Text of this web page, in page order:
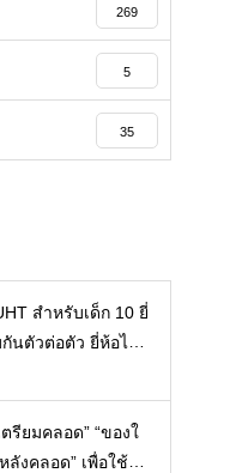
269
5
35
สำหรับเด็ก 10 ยี่
กันตัวต่อตัว ยี่ห้อไห
ารเลือกนมกล่องใ
รียมคลอด” “ของใ